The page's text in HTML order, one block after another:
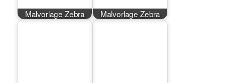
Malvorlage Zebra Malvorlage Zebra